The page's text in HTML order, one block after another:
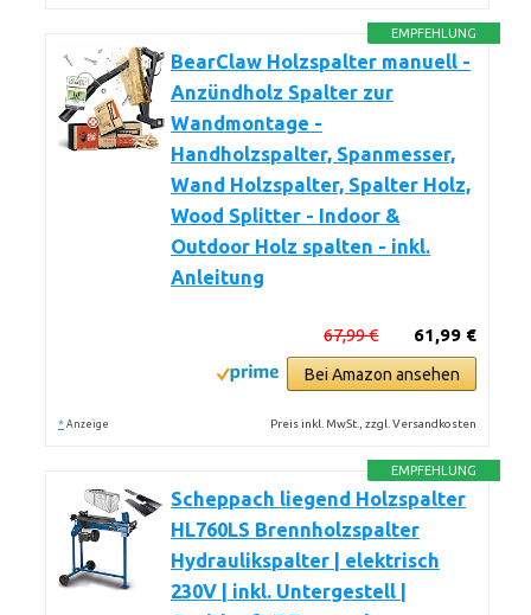
EMPFEHLUNG
BearClaw Holzspalter manuell -
Anzündholz Spalter zur
Wandmontage -
Handholzspalter, Spanmesser,
Wand Holzspalter, Spalter Holz,
Wood Splitter - Indoor &
Outdoor Holz spalten - inkl.
Anleitung
61,99 €
67,99 €
Bei Amazon ansehen
* Anzeige Preis inkl. MwSt., zzgl. Versandkosten
EMPFEHLUNG
Scheppach liegend Holzspalter
HL760LS Brennholzspalter
Hydraulikspalter | elektrisch
230V | inkl. Untergestell |